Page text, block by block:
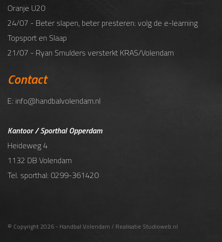
Oranje U20
24/07 - Beter slapen, beter presteren: volg de e-learning
Topsport en Slaap
21/07 - Ryan Smulders versterkt KRAS/Volendam
Contact
E: info@handbalvolendam.nl
Kantoor / Sporthal Opperdam
Heideweg 4
1132 DB Volendam
Tel. sporthal: 0299-361420
© Copyright 2026 - Handbal Volendam / Realisatie Studioweb.nl